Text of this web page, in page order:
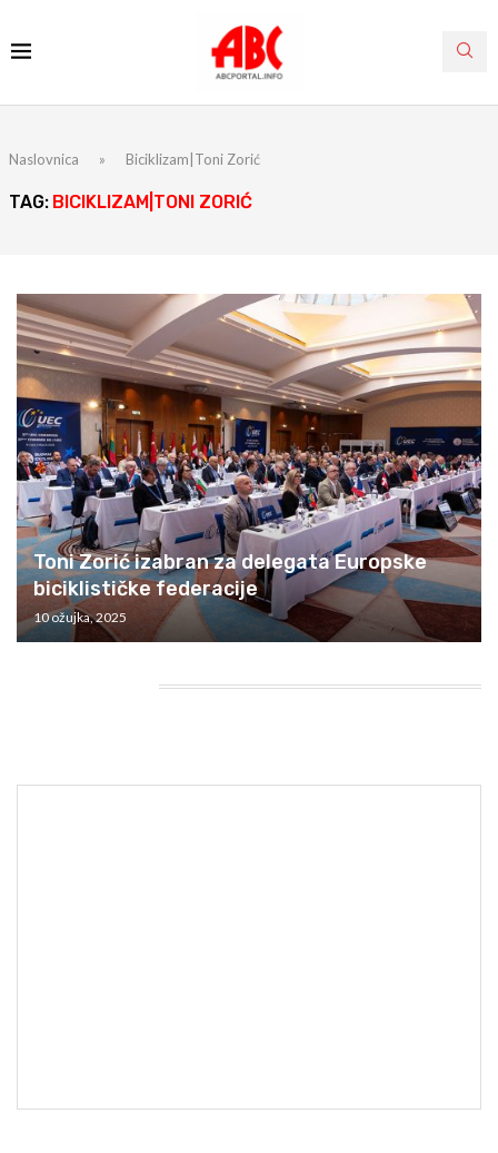
Naslovnica » Biciklizam|Toni Zorić
TAG: BICIKLIZAM|TONI ZORIĆ
Toni Zorić izabran za delegata Europske
biciklističke federacije
10 ožujka, 2025